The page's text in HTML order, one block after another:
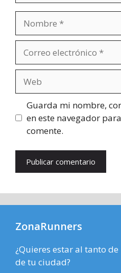
electrónico
Guarda mi nombre,
en este navegador
comente.
ZonaRunners
¿Quieres estar al tanto
de tu ciudad?